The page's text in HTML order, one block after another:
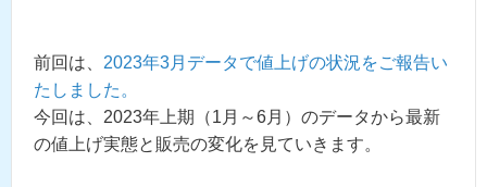
前回は、 2023年3月データで値上げの状況をご報告い
たしました。
今回は、2023年上期（1月～6月）のデータから最新
の値上げ実態と販売の変化を見ていきます。